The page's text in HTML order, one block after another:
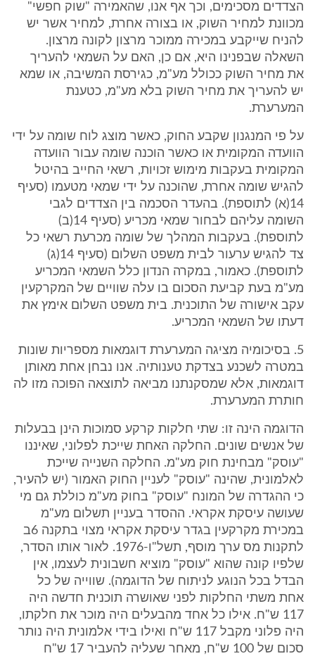
הצדדים מסכימים, וכך אף אנו, שהאמירה "שוק חפשי"
מכוונת למחיר השוק, או בצורה אחרת, למחיר אשר יש
להניח שייקבע במכירה ממוכר מרצון לקונה מרצון.
השאלה שבפנינו היא, אם כן, האם על השמאי להעריך
את מחיר השוק ככולל מע"מ, כגירסת המשיבה, או שמא
יש להעריך את מחיר השוק בלא מע"מ, כטענת
המערערת.
על פי המנגנון שקבע החוק, כאשר מוצג לוח שומה על ידי
הוועדה המקומית או כאשר הוכנה שומה עבור הוועדה
המקומית בעקבות מימוש זכויות, רשאי החייב בהיטל
להגיש שומה אחרת, שהוכנה על ידי שמאי מטעמו (סעיף
14(א) לתוספת). בהעדר הסכמה בין הצדדים לגבי
השומה עליהם לבחור שמאי מכריע (סעיף 14(ב)
לתוספת). בעקבות המהלך של שומה מכרעת רשאי כל
צד להגיש ערעור לבית משפט השלום (סעיף 14(ג)
לתוספת). כאמור, במקרה הנדון כלל השמאי המכריע
מע"מ בעת קביעת הסכום בו עלה שוויים של המקרקעין
עקב אישורה של התוכנית. בית משפט השלום אימץ את
דעתו של השמאי המכריע.
5. בסיכומיה מציגה המערערת דוגמאות מספריות שונות
במטרה לשכנע בצדקת טענותיה. אנו נבחן אחת מאותן
דוגמאות, אלא שמסקנתנו מביאה לתוצאה הפוכה מזו לה
חותרת המערערת.
הדוגמה הינה זו: שתי חלקות קרקע סמוכות הינן בבעלות
של אנשים שונים. החלקה האחת שייכת לפלוני, שאיננו
"עוסק" מבחינת חוק מע"מ. החלקה השנייה שייכת
לאלמונית, שהינה "עוסק" לעניין החוק האמור (יש להעיר,
כי ההגדרה של המונח "עוסק" בחוק מע"מ כוללת גם מי
שעושה עיסקת אקראי. ההסדר בעניין תשלום מע"מ
במכירת מקרקעין בגדר עיסקת אקראי מצוי בתקנה 6ב
לתקנות מס ערך מוסף, תשל"ו-1976. לאור אותו הסדר,
שלפיו קונה שהוא "עוסק" מוציא חשבונית לעצמו, אין
הבדל בכל הנוגע לניתוח של הדוגמה). שווייה של כל
אחת משתי החלקות לפני שאושרה תוכנית חדשה היה
117 ש"ח. אילו כל אחד מהבעלים היה מוכר את חלקתו,
היה פלוני מקבל 117 ש"ח ואילו בידי אלמונית היה נותר
סכום של 100 ש"ח, מאחר שעליה להעביר 17 ש"ח